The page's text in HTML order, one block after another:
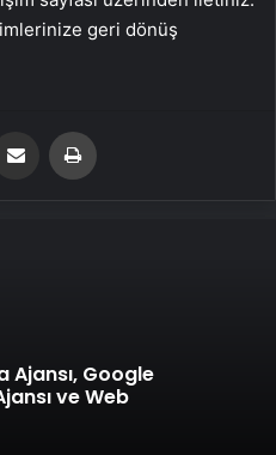
geri dönüş
Email'den paylaş
ve Web